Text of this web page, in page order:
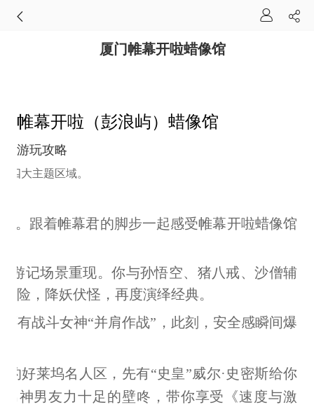
厦门帷幕开啦蜡像馆
帷幕开啦（彭浪屿）蜡像馆
游玩攻略
四大主题区域。
。跟着帷幕君的脚步一起感受帷幕开啦蜡像馆
游记场景重现。你与孙悟空、猪八戒、沙僧辅
险，降妖伏怪，再度演绎经典。
有战斗女神“并肩作战”，此刻，安全感瞬间爆
好莱坞名人区，先有“史皇”威尔·史密斯给你
神男友力十足的壁咚，带你享受《速度与激